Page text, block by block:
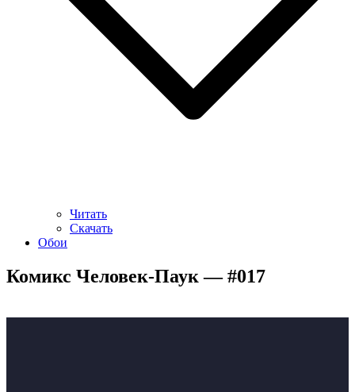
Читать
Скачать
Обои
Комикс Человек-Паук — #017